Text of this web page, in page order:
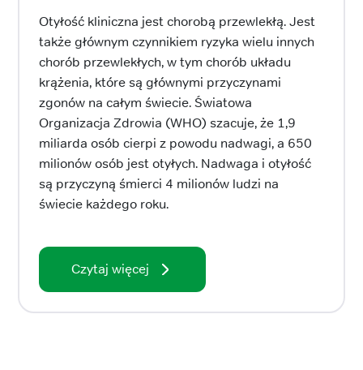
Otyłość kliniczna jest chorobą przewlekłą. Jest
także głównym czynnikiem ryzyka wielu innych
chorób przewlekłych, w tym chorób układu
krążenia, które są głównymi przyczynami
zgonów na całym świecie. Światowa
Organizacja Zdrowia (WHO) szacuje, że 1,9
miliarda osób cierpi z powodu nadwagi, a 650
milionów osób jest otyłych. Nadwaga i otyłość
są przyczyną śmierci 4 milionów ludzi na
świecie każdego roku.
Czytaj więcej